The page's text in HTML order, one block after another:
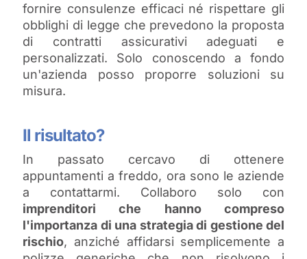
fornire consulenze efficaci né rispettare gli
obblighi di legge che prevedono la proposta
di contratti assicurativi adeguati e
personalizzati. Solo conoscendo a fondo
un'azienda posso proporre soluzioni su
misura.
Il risultato?
In passato cercavo di ottenere
appuntamenti a freddo, ora sono le aziende
a contattarmi. Collaboro solo con
imprenditori che hanno compreso
l'importanza di una strategia di gestione del
rischio, anziché affidarsi semplicemente a